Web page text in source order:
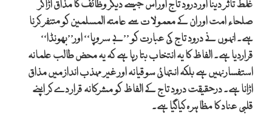
غلط تاثر دینا اور درود تاج اور اس جیسے دیگر وظائف کا مذاق اڑا کر
صلحاء امت اور ان کے معمولات سے عامتہ المسلمین کو متنفر کرنا
ہے۔ انہوں نے درود تاج کی عبارت کو ’’بے سروپا‘‘ اور’’بھونڈا‘‘
قراردیا ہے۔ الفاظ کا یہ انتخاب بتا رہا ہے کہ یہ محض طالب علمانہ
استفسار نہیں ہے بلکہ انتہائی سوقیانہ اور غیر مہذب انداز میں مذاق
اڑانا ہے۔ درحقیقت درود تاج کے الفاظ کو مشرکانہ قرار دے کر اپنے
قلبی عناد کا مظاہرہ کیاگیا ہے۔